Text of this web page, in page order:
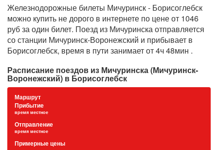
Железнодорожные билеты Мичуринск - Борисоглебск
можно купить не дорого в интернете по цене от 1046
руб за один билет. Поезд из Мичуринска отправляется
со станции Мичуринск-Воронежский и прибывает в
Борисоглебск, время в пути занимает от 4ч 48мин .
Расписание поездов из Мичуринска (Мичуринск-
Воронежский) в Борисоглебск
Маршрут
Прибытие
время местное
Отправление
время местное
Примерные цены